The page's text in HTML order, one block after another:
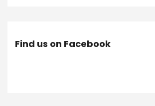
Find us on Facebook